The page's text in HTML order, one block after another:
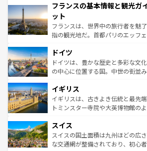
ませてくれるイタリアで、忘れら
なお、新着のイタリア情報は
しい。
文化が根付くこの国では、情熱的
れる闘牛、そして美味しいタパス
る。首都マドリードの洗練された
アートに溢れた街角から、地方で
せる。地方によって風土や気候が
性で訪れる人
ンテンツ一覧を参照してほしい。
フランスの基本情報と観光ガ
ット
フランスは、世界中の旅行者を魅
指の観光地だ。首都パリのエッフ
で、幅広い魅力が詰まっている。
聖堂、美しいビーチ、そして豊か
から魅了する。また、フランスは
いる。シャンパンの発祥地である
香り高いラベンダー畑など、多彩
らに、パリ以外の地域にも魅力が
れる地方に足を運ぶとそれぞれで
きるだろう。 なお、新着のフ
を参照してほしい。
ドイツ
ドイツは、豊かな歴史と多彩な文
の中心に位置する国。中世の街並
顔を持つこの国は、どこを歩いて
ルリンの文化的活気、バイエルン
してライン川沿いのワイン畑とい
は、お酒好きな人にはぜひ体験してほしい。
ドイツ情報はコンテンツ一覧を参
イギリス
イギリスは、古きよき伝統と最先
トミンスター寺院や大英博物館の
リアごとに異なる魅力がある。ま
ティー、ビール好きにはたまらな
戦など、本場だからこそできる体
スイス
スイスの国土面積は九州ほどの広
な交通網が整備されており、初心